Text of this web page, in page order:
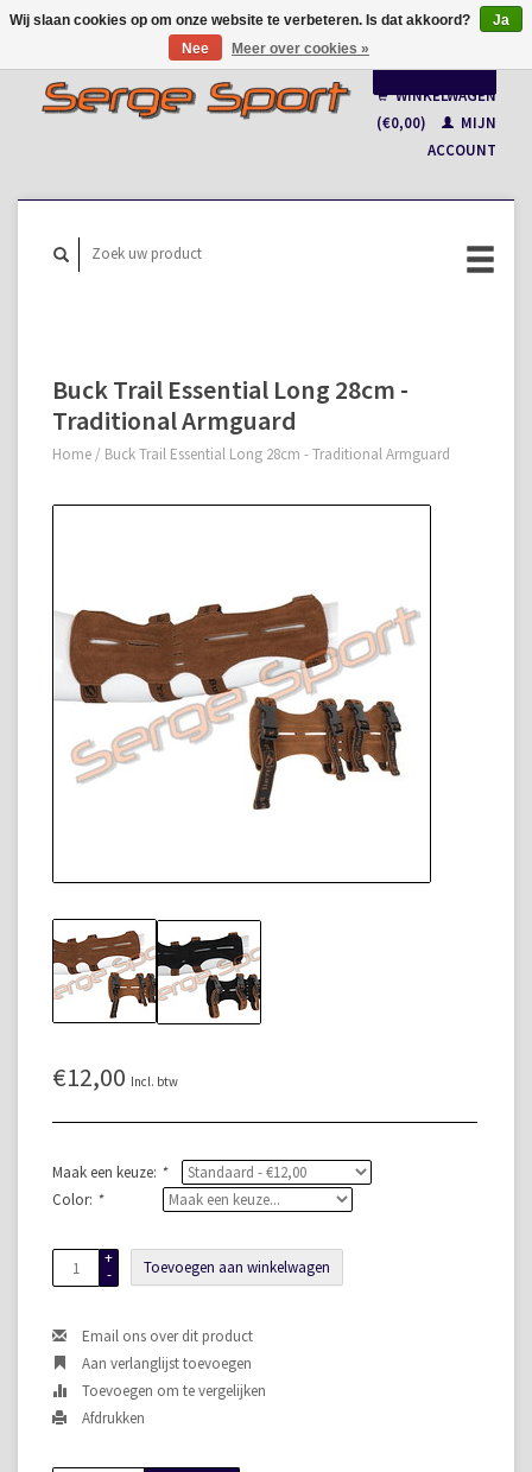
Français
WINKELWAGEN
(€0,00)
MIJN
ACCOUNT
Buck Trail Essential Long 28cm -
Traditional Armguard
Home / Buck Trail Essential Long 28cm - Traditional Armguard
€12,00 Incl. btw
Maak een keuze: *
Color: *
+
-
Toevoegen aan winkelwagen
Email ons over dit product
Aan verlanglijst toevoegen
Toevoegen om te vergelijken
Afdrukken
Wij slaan cookies op om onze website te verbeteren. Is dat akkoord?
Ja
Nee
Meer over cookies »